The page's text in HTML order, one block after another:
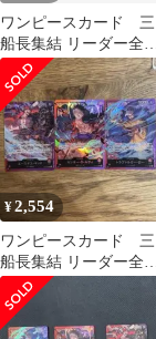
ワンピースカード 三
船長集結 リーダー全3
種コンプリートセット
¥2,554
ワンピースカード 三
船長集結 リーダー全3
種コンプリートセット